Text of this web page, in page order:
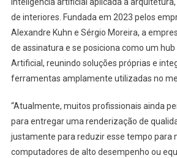
inteligência artificial aplicada à
de interiores. Fundada em 2023 pelos
Alexandre Kuhn e Sérgio Moreira, a
de assinatura e se posiciona como um
Artificial, reunindo soluções próprias e
ferramentas amplamente utilizadas no
“Atualmente, muitos profissionais ainda
para entregar uma renderização de
justamente para reduzir esse tempo para
computadores de alto desempenho ou